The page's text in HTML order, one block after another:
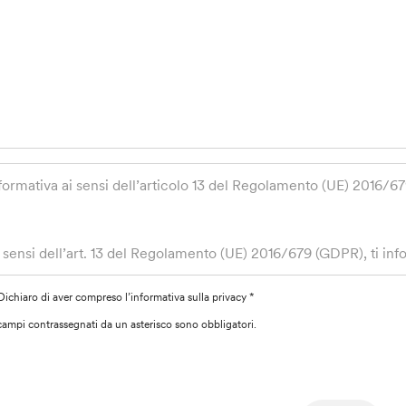
ai sensi dell’articolo 13 del Regolamento (UE) 2016/
dell’art. 13 del Regolamento (UE) 2016/679 (GDPR), ti
forniti, saranno trattati da Banca Popolare Etica
7 Titolare del trattamento, per dare seguito alla tua
la suddetta finalità si basa sulla necessità di dare corretta
di aver compreso l’informativa sulla privacy *
contrassegnati da un asterisco sono obbligatori.